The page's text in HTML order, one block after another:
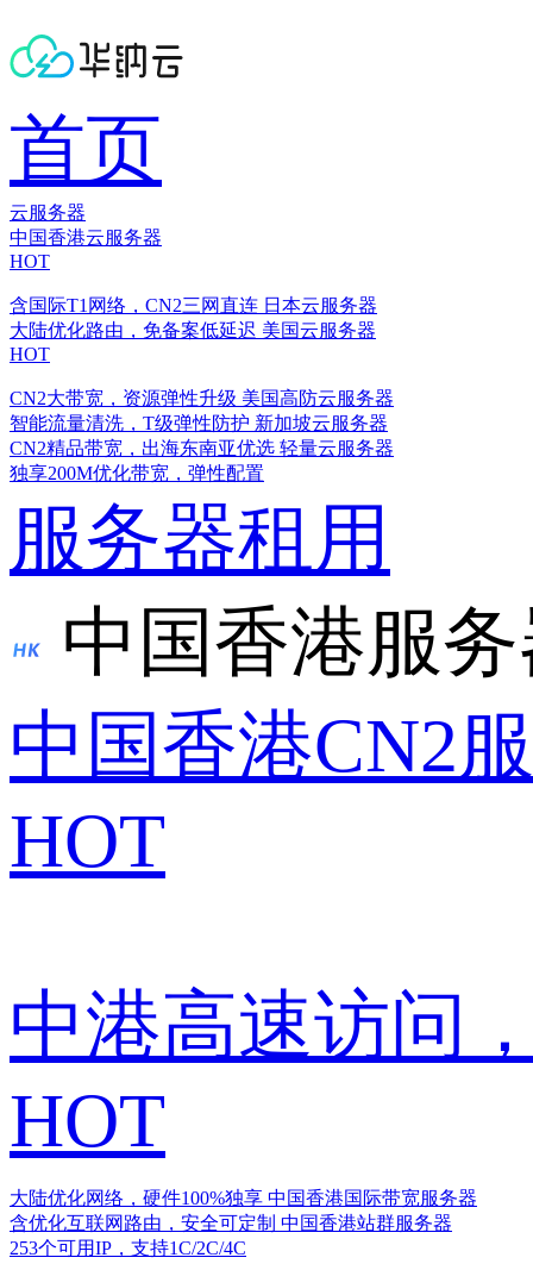
首页
云服务器
中国香港云服务器
HOT
含国际T1网络，CN2三网直连 日本云服务器
大陆优化路由，免备案低延迟 美国云服务器
HOT
CN2大带宽，资源弹性升级 美国高防云服务器
智能流量清洗，T级弹性防护 新加坡云服务器
CN2精品带宽，出海东南亚优选 轻量云服务器
独享200M优化带宽，弹性配置
服务器租用
中国香港服
中国香港CN2
HOT
中港高速访问
HOT
大陆优化网络，硬件100%独享 中国香港国际带宽服务器
含优化互联网路由，安全可定制 中国香港站群服务器
253个可用IP，支持1C/2C/4C